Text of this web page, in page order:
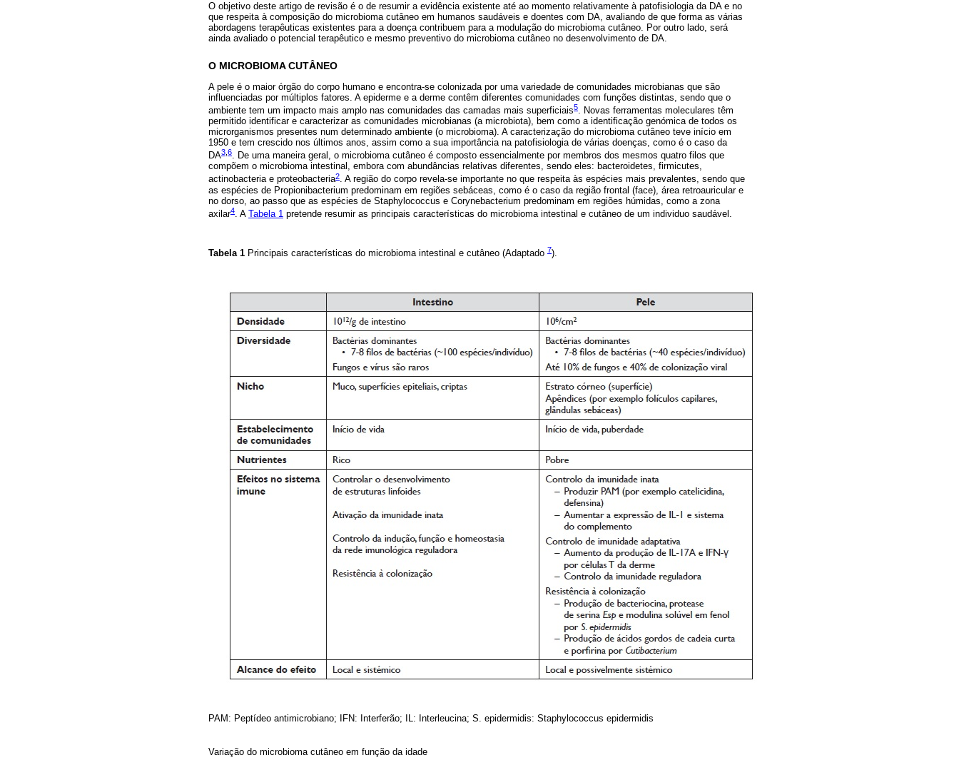
O objetivo deste artigo de revisão é o de resumir a evidência existente até ao momento relativamente à patofisiologia da DA e no
que respeita à composição do microbioma cutâneo em humanos saudáveis e doentes com DA, avaliando de que forma as várias
abordagens terapêuticas existentes para a doença contribuem para a modulação do microbioma cutâneo. Por outro lado, será
ainda avaliado o potencial terapêutico e mesmo preventivo do microbioma cutâneo no desenvolvimento de DA.
O MICROBIOMA CUTÂNEO
A pele é o maior órgão do corpo humano e encontra‑se colonizada por uma variedade de comunidades microbianas que são
influenciadas por múltiplos fatores. A epiderme e a derme contêm diferentes comunidades com funções distintas, sendo que o
ambiente tem um impacto mais amplo nas comunidades das camadas mais superficiais5
. Novas ferramentas moleculares têm
permitido identificar e caracterizar as comunidades microbianas (a microbiota), bem como a identificação genómica de todos os
microrganismos presentes num determinado ambiente (o microbioma). A caracterização do microbioma cutâneo teve início em
1950 e tem crescido nos últimos anos, assim como a sua importância na patofisiologia de várias doenças, como é o caso da
DA3 6. De uma maneira geral, o microbioma cutâneo é composto essencialmente por membros dos mesmos quatro filos que
compõem o microbioma intestinal, embora com abundâncias relativas diferentes, sendo eles: bacteroidetes, firmicutes,
actinobacteria e proteobacteria2. A região do corpo revela‑se importante no que respeita às espécies mais prevalentes, sendo que
as espécies de Propionibacterium predominam em regiões sebáceas, como é o caso da região frontal (face), área retroauricular e
no dorso, ao passo que as espécies de Staphylococcus e Corynebacterium predominam em regiões húmidas, como a zona
axilar4. A Tabela 1 pretende resumir as principais características do microbioma intestinal e cutâneo de um individuo saudável.
Tabela 1 Principais características do microbioma intestinal e cutâneo (Adaptado 7).
PAM: Peptídeo antimicrobiano; IFN: Interferão; IL: Interleucina; S. epidermidis: Staphylococcus epidermidis
Variação do microbioma cutâneo em função da idade